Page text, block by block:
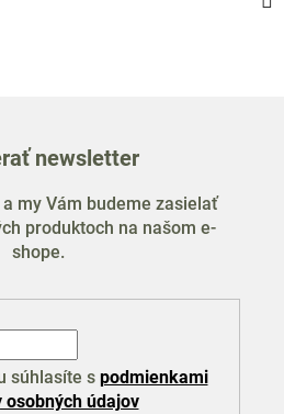
newsletter
my Vám budeme zasielať
produktoch na našom e-
shope.
súhlasíte s podmienkami
osobných údajov